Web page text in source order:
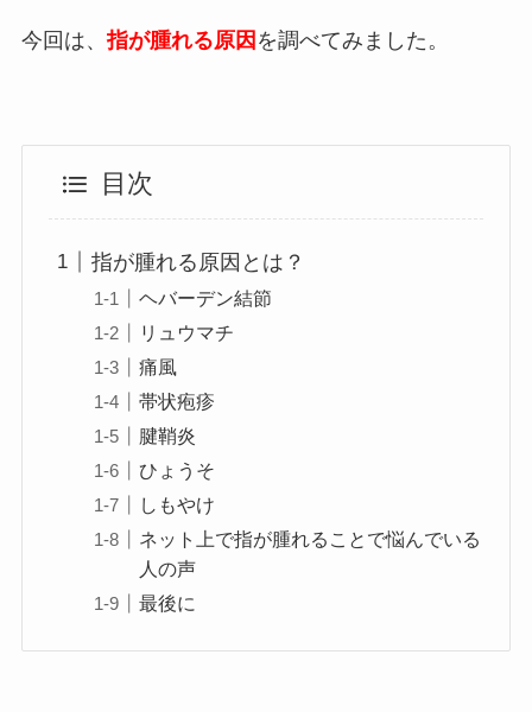
今回は、指が腫れる原因 を調べてみました。
目次
指が腫れる原因とは？
ヘバーデン結節
リュウマチ
痛風
帯状疱疹
腱鞘炎
ひょうそ
しもやけ
ネット上で指が腫れることで悩んでいる
人の声
最後に